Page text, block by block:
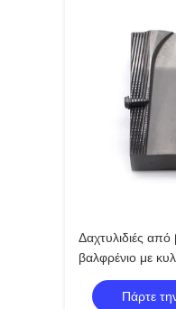
Δαχτυλιδιές από
βαλφρένιο με
δοντιών
κούραση της
Πάρτε